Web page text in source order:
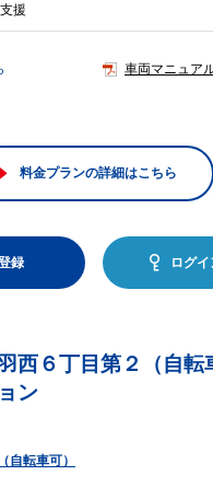
援
車両マニュア
料金プランの詳細はこちら
録 ログ
西６丁目第２（自転
ン
自転車可）